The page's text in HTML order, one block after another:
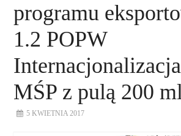
programu
1.2 POPW
Internacjonalizacja
MŚP z pulą 200
5 KWIETNIA 2017